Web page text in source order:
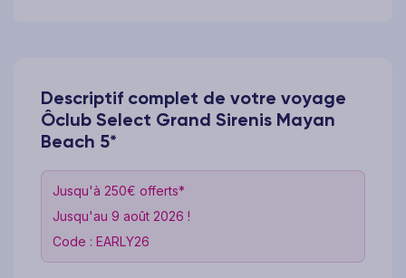
Descriptif complet de votre voyage
Ôclub Select Grand Sirenis Mayan
Beach 5*
Jusqu'à 250€ offerts*
Jusqu'au 9 août 2026 !
Code : EARLY26